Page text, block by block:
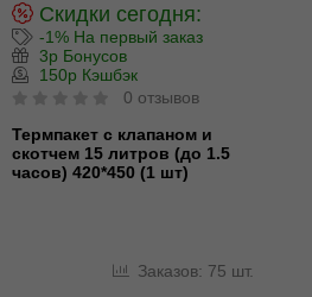
Скидки сегодня:
-1% На первый заказ
3р Бонусов
150р Кэшбэк
0 отзывов
Термпакет с клапаном и
скотчем 15 литров (до 1.5
часов) 420*450 (1 шт)
Заказов: 75 шт.